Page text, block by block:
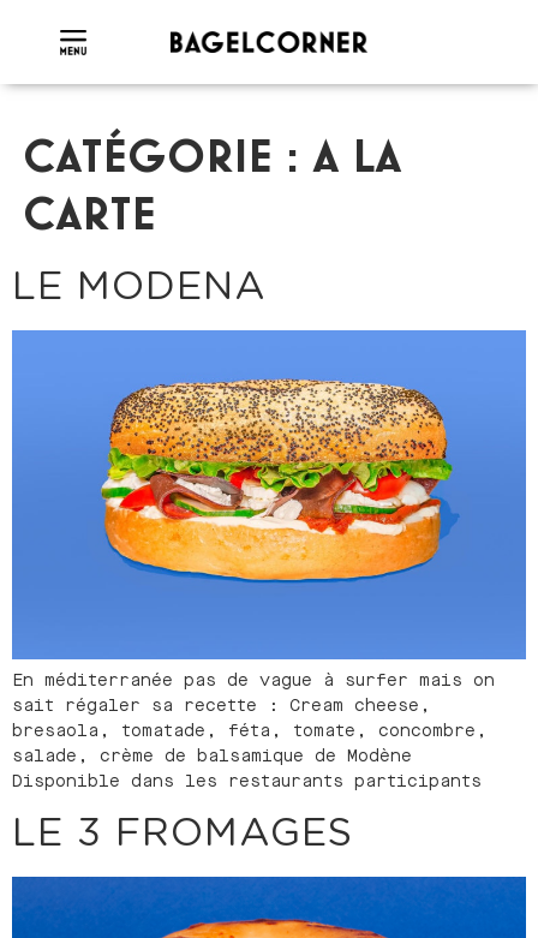
CATÉGORIE :A LA
CARTE
LE MODENA
En méditerranée pas de vague à surfer mais on
sait régaler sa recette : Cream cheese,
bresaola, tomatade, féta, tomate, concombre,
salade, crème de balsamique de Modène
Disponible dans les restaurants participants
LE 3 FROMAGES